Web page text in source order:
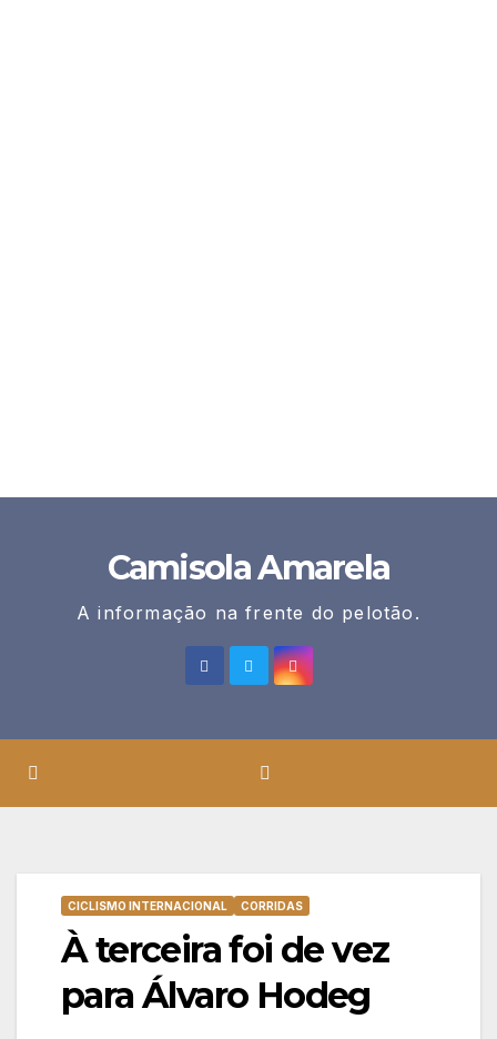
Camisola Amarela
A informação na frente do pelotão.
CICLISMO INTERNACIONAL CORRIDAS
À terceira foi de vez
para Álvaro Hodeg